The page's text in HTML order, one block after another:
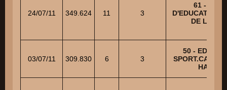
24/07/11 349.624 11 3
61 -
D'EDUCATION
DE
03/07/11 309.830 6 3
50 -
HAGUE